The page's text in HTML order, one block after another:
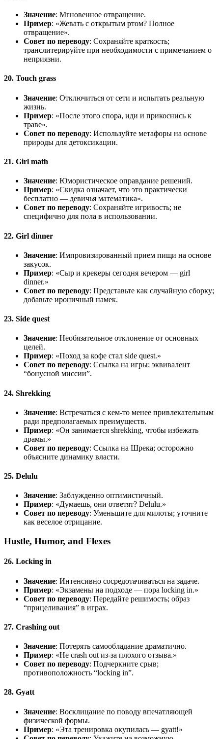
Значение: Мгновенное отвращение.
Пример: «Жевать с открытым ртом? Полное
отвращение».
Совет по переводу: Сохраняйте краткость;
транслитерируйте при необходимости с примечанием о
неприязни.
20. Touch grass
Значение: Отключиться от сети и испытать реальную
жизнь.
Пример: «После этого спора, иди и прикоснись к
траве».
Совет по переводу: Используйте метафоры на основе
природы для детоксикации.
21. Girl math
Значение: Юмористическое оправдание решений.
Пример: «Скидка означает, что это практически
бесплатно — девичья математика».
Совет по переводу: Сохраняйте игривость; не
специфично для пола в использовании.
22. Girl dinner
Значение: Импровизированный прием пищи на основе
закусок.
Пример: «Сыр и крекеры сегодня вечером — girl
dinner.»
Совет по переводу: Представьте как случайную сборку;
добавьте ироничный намек.
23. Side quest
Значение: Необязательное отклонение от основных
целей.
Пример: «Поход за кофе стал side quest.»
Совет по переводу: Ссылка на игры; эквивалент
“бонусной миссии”.
24. Shrekking
Значение: Встречаться с кем-то менее привлекательным
ради предполагаемых преимуществ.
Пример: «Он занимается shrekking, чтобы избежать
драмы.»
Совет по переводу: Ссылка на Шрека; осторожно
объясните динамику власти.
25. Delulu
Значение: Заблужденно оптимистичный.
Пример: «Думаешь, они ответят? Delulu.»
Совет по переводу: Уменьшите для милоты; уточните
как веселое отрицание.
Hustle, Humor, and Flexes
26. Locking in
Значение: Интенсивно сосредотачиваться на задаче.
Пример: «Экзамены на подходе — пора locking in.»
Совет по переводу: Передайте решимость; образ
“прицеливания” в играх.
27. Crashing out
Значение: Потерять самообладание драматично.
Пример: «Не crash out из-за плохого отзыва.»
Совет по переводу: Подчеркните срыв;
противоположность “locking in”.
28. Gyatt
Значение: Восклицание по поводу впечатляющей
физической формы.
Пример: «Эта тренировка окупилась — gyatt!»